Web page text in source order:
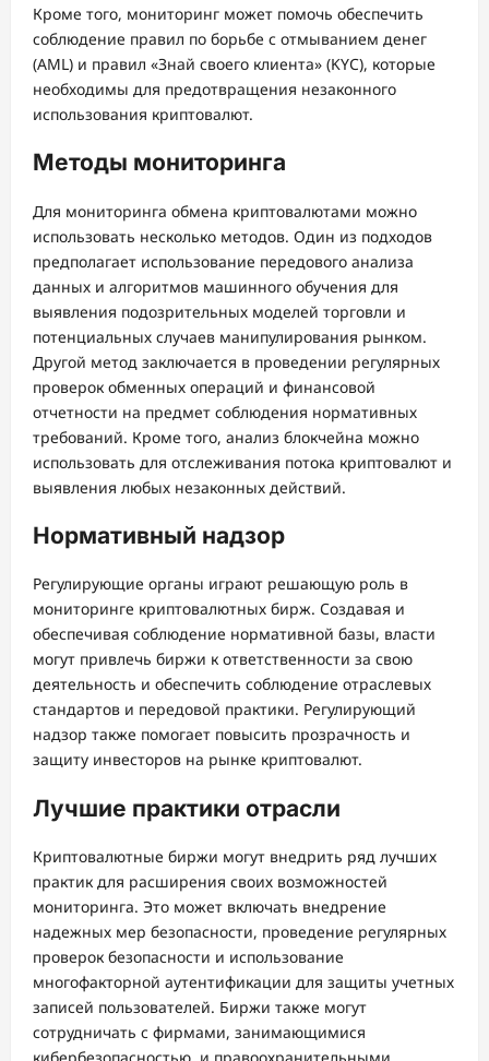
Кроме того, мониторинг может помочь обеспечить
соблюдение правил по борьбе с отмыванием денег
(AML) и правил «Знай своего клиента» (KYC), которые
необходимы для предотвращения незаконного
использования криптовалют.
Методы мониторинга
Для мониторинга обмена криптовалютами можно
использовать несколько методов. Один из подходов
предполагает использование передового анализа
данных и алгоритмов машинного обучения для
выявления подозрительных моделей торговли и
потенциальных случаев манипулирования рынком.
Другой метод заключается в проведении регулярных
проверок обменных операций и финансовой
отчетности на предмет соблюдения нормативных
требований. Кроме того, анализ блокчейна можно
использовать для отслеживания потока криптовалют и
выявления любых незаконных действий.
Нормативный надзор
Регулирующие органы играют решающую роль в
мониторинге криптовалютных бирж. Создавая и
обеспечивая соблюдение нормативной базы, власти
могут привлечь биржи к ответственности за свою
деятельность и обеспечить соблюдение отраслевых
стандартов и передовой практики. Регулирующий
надзор также помогает повысить прозрачность и
защиту инвесторов на рынке криптовалют.
Лучшие практики отрасли
Криптовалютные биржи могут внедрить ряд лучших
практик для расширения своих возможностей
мониторинга. Это может включать внедрение
надежных мер безопасности, проведение регулярных
проверок безопасности и использование
многофакторной аутентификации для защиты учетных
записей пользователей. Биржи также могут
сотрудничать с фирмами, занимающимися